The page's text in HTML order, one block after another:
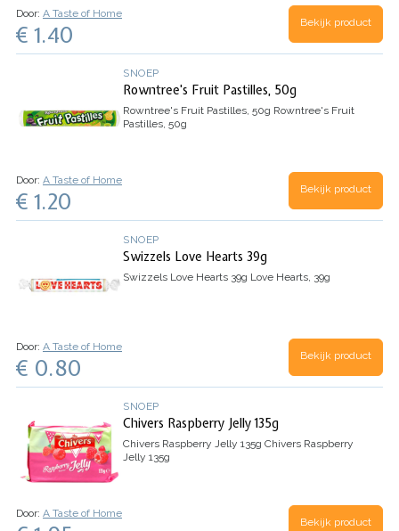
Door: A Taste of Home
€ 1.40 Bekijk product
SNOEP
Rowntree's Fruit Pastilles, 50g
Rowntree's Fruit Pastilles, 50g Rowntree's Fruit
Pastilles, 50g
Door: A Taste of Home
€ 1.20 Bekijk product
SNOEP
Swizzels Love Hearts 39g
Swizzels Love Hearts 39g Love Hearts, 39g
Door: A Taste of Home
€ 0.80 Bekijk product
SNOEP
Chivers Raspberry Jelly 135g
Chivers Raspberry Jelly 135g Chivers Raspberry
Jelly 135g
Door: A Taste of Home
Bekijk product